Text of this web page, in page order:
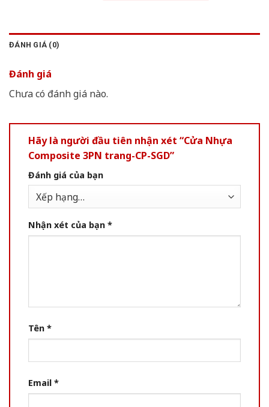
ĐÁNH GIÁ (0)
Đánh giá
Chưa có đánh giá nào.
Hãy là người đầu tiên nhận xét “Cửa Nhựa
Composite 3PN trang-CP-SGD”
Đánh giá của bạn
Nhận xét của bạn *
Tên *
Email *